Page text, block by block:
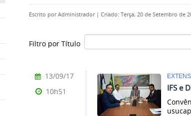
Escrito porAdministrador | Criado: Terça, 20 de Setembro de
Filtro por Título
IFS e
13/09/17
10h51